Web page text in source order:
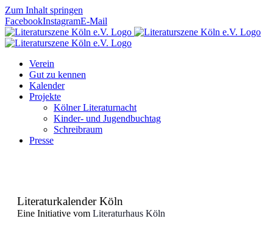
Zum Inhalt springen
FacebookInstagramE-Mail
Verein
Gut zu kennen
Kalender
Projekte
Kölner Literaturnacht
Kinder- und Jugendbuchtag
Schreibraum
Presse
Literaturkalender Köln
Eine Initiative vom Literaturhaus Köln